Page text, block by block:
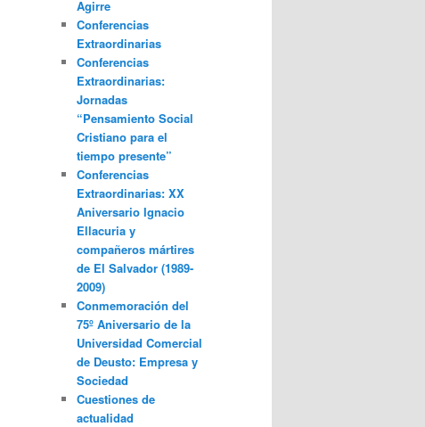
Agirre
Conferencias
Extraordinarias
Conferencias
Extraordinarias:
Jornadas
“Pensamiento Social
Cristiano para el
tiempo presente”
Conferencias
Extraordinarias: XX
Aniversario Ignacio
Ellacuria y
compañeros mártires
de El Salvador (1989-
2009)
Conmemoración del
75º Aniversario de la
Universidad Comercial
de Deusto: Empresa y
Sociedad
Cuestiones de
actualidad